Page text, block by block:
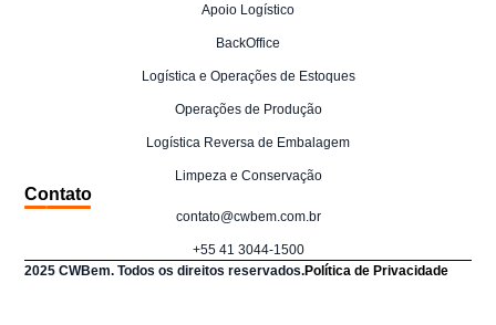
Apoio Logístico
BackOffice
Logística e Operações de Estoques
Operações de Produção
Logística Reversa de Embalagem
Limpeza e Conservação
Contato
contato@cwbem.com.br
+55 41 3044-1500
2025 CWBem. Todos os direitos reservados.Política de Privacidade